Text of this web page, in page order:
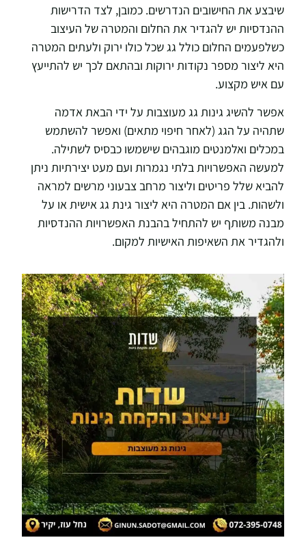
שיבצע את החישובים הנדרשים. כמובן, לצד הדרישות
ההנדסיות יש להגדיר את החלום והמטרה של העיצוב
כשלפעמים החלום כולל גג שכל כולו ירוק ולעתים המטרה
היא ליצור מספר נקודות ירוקות ובהתאם לכך יש להתייעץ
עם איש מקצוע.
אפשר להשיג גינות גג מעוצבות על ידי הבאת אדמה
שתהיה על הגג (לאחר חיפוי מתאים) ואפשר להשתמש
במכלים ואלמנטים מוגבהים שישמשו כבסיס לשתילה.
למעשה האפשרויות בלתי נגמרות ועם מעט יצירתיות ניתן
להביא שלל פריטים וליצור מרחב צבעוני מרשים למראה
ולשהות. בין אם המטרה היא ליצור גינת גג אישית או על
מבנה משותף יש להתחיל בהבנת האפשרויות ההנדסיות
ולהגדיר את השאיפות האישיות למקום.